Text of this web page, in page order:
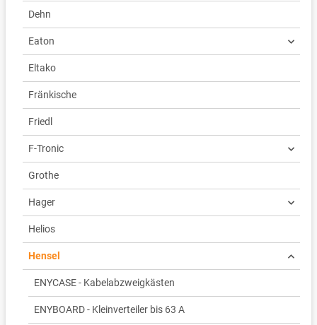
Dehn
Eaton
Eltako
Fränkische
Friedl
F-Tronic
Grothe
Hager
Helios
Hensel
ENYCASE - Kabelabzweigkästen
ENYBOARD - Kleinverteiler bis 63 A